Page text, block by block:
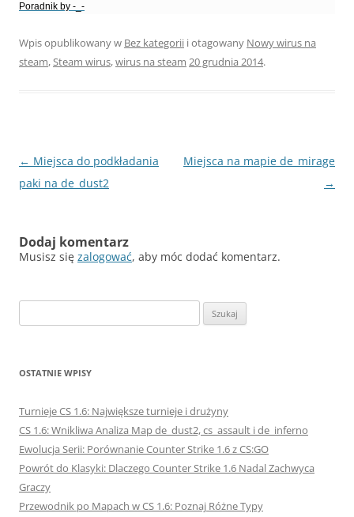
Poradnik by -_-
Wpis opublikowany w Bez kategorii i otagowany Nowy wirus na
steam,Steam wirus,wirus na steam 20 grudnia 2014.
Nawigacja
wpisu
← Miejsca do podkładania
paki na de_dust2
Miejsca na mapie de_mirage
→
Dodaj komentarz
Musisz się zalogować, aby móc dodać komentarz.
OSTATNIE WPISY
Turnieje CS 1.6: Największe turnieje i drużyny
CS 1.6: Wnikliwa Analiza Map de_dust2, cs_assault i de_inferno
Ewolucja Serii: Porównanie Counter Strike 1.6 z CS:GO
Powrót do Klasyki: Dlaczego Counter Strike 1.6 Nadal Zachwyca
Graczy
Przewodnik po Mapach w CS 1.6: Poznaj Różne Typy